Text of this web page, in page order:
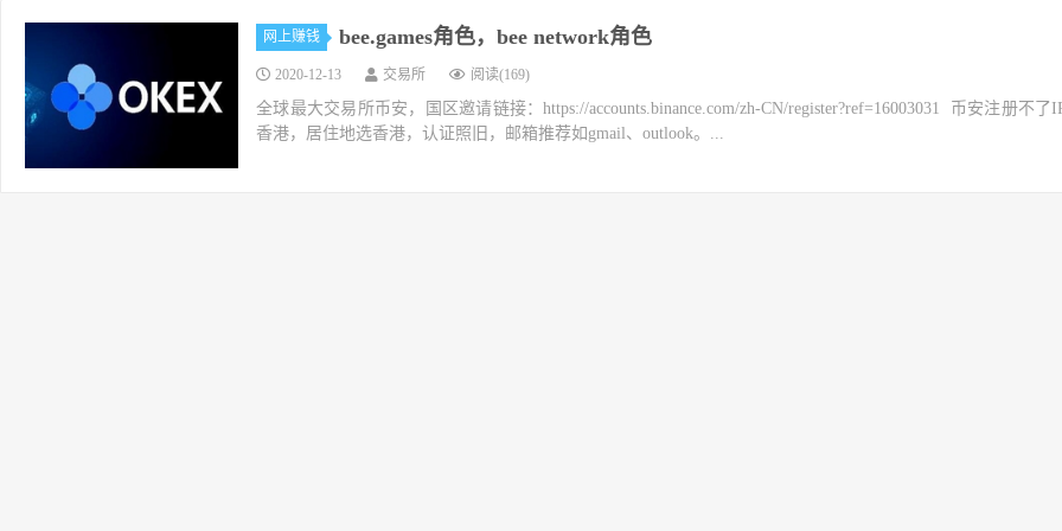
网上赚钱 bee.games角色，bee network角色
2020-12-13 交易所 阅读(169)
全球最大交易所币安，国区邀请链接：https://accounts.binance.com/zh-CN/register?ref=16003031 币安注册不了
香港，居住地选香港，认证照旧，邮箱推荐如gmail、outlook。...